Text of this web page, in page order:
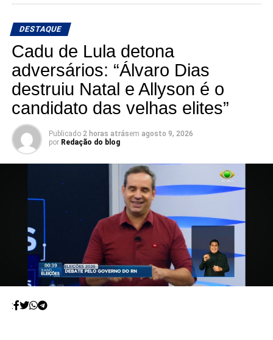
DESTAQUE
Cadu de Lula detona
adversários: “Álvaro Dias
destruiu Natal e Allyson é o
candidato das velhas elites”
Publicado 2 horas atrásem agosto 9, 2026
por Redação do blog
: